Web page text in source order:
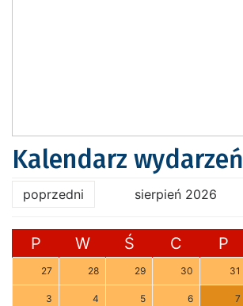
Kalendarz wydarzeń
poprzedni sierpień 2026
P W Ś C P
27 28 29 30 31
3 4 5 6 7